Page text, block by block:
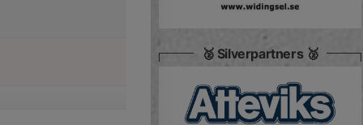
🥈 Silverpartners 🥈